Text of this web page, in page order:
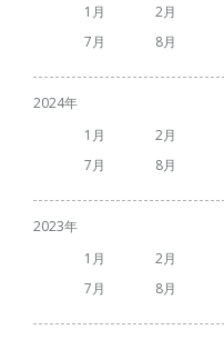
1
2
7
8
2024
1
2
7
8
2023
1
2
7
8